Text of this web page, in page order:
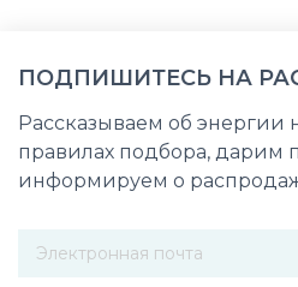
ПОДПИШИТЕСЬ НА
Рассказываем об энергии
правилах подбора, дарим
информируем о